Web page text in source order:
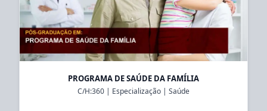
PROGRAMA DE SAÚDE DA FAMÍLIA
C/H:360 | Especialização | Saúde